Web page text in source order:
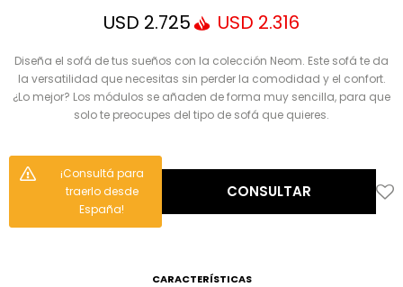
USD 2.725 USD 2.316
Diseña el sofá de tus sueños con la colección Neom. Este sofá te da
la versatilidad que necesitas sin perder la comodidad y el confort.
¿Lo mejor? Los módulos se añaden de forma muy sencilla, para que
solo te preocupes del tipo de sofá que quieres.
¡Consultá para
traerlo desde
España!
CONSULTAR
CARACTERÍSTICAS
ENVIAR